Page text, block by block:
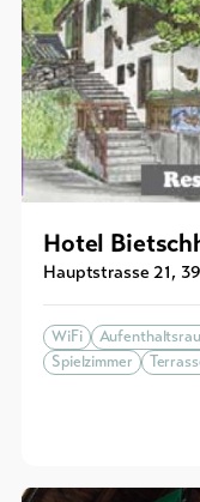
Hotel
Hauptstrasse 21,
WiFi
Spielzimmer